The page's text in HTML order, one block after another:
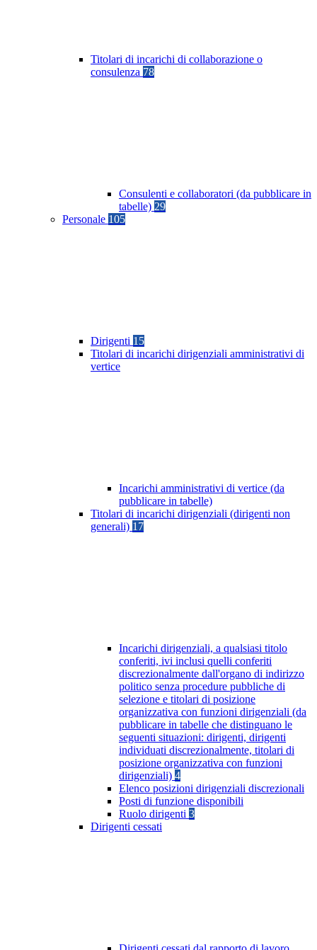
Titolari di incarichi di collaborazione o
consulenza 78
Consulenti e collaboratori (da pubblicare in
tabelle) 29
Personale 105
Dirigenti 15
Titolari di incarichi dirigenziali amministrativi di
vertice
Incarichi amministrativi di vertice (da
pubblicare in tabelle)
Titolari di incarichi dirigenziali (dirigenti non
generali) 17
Incarichi dirigenziali, a qualsiasi titolo
conferiti, ivi inclusi quelli conferiti
discrezionalmente dall'organo di indirizzo
politico senza procedure pubbliche di
selezione e titolari di posizione
organizzativa con funzioni dirigenziali (da
pubblicare in tabelle che distinguano le
seguenti situazioni: dirigenti, dirigenti
individuati discrezionalmente, titolari di
posizione organizzativa con funzioni
dirigenziali) 4
Elenco posizioni dirigenziali discrezionali
Posti di funzione disponibili
Ruolo dirigenti 3
Dirigenti cessati